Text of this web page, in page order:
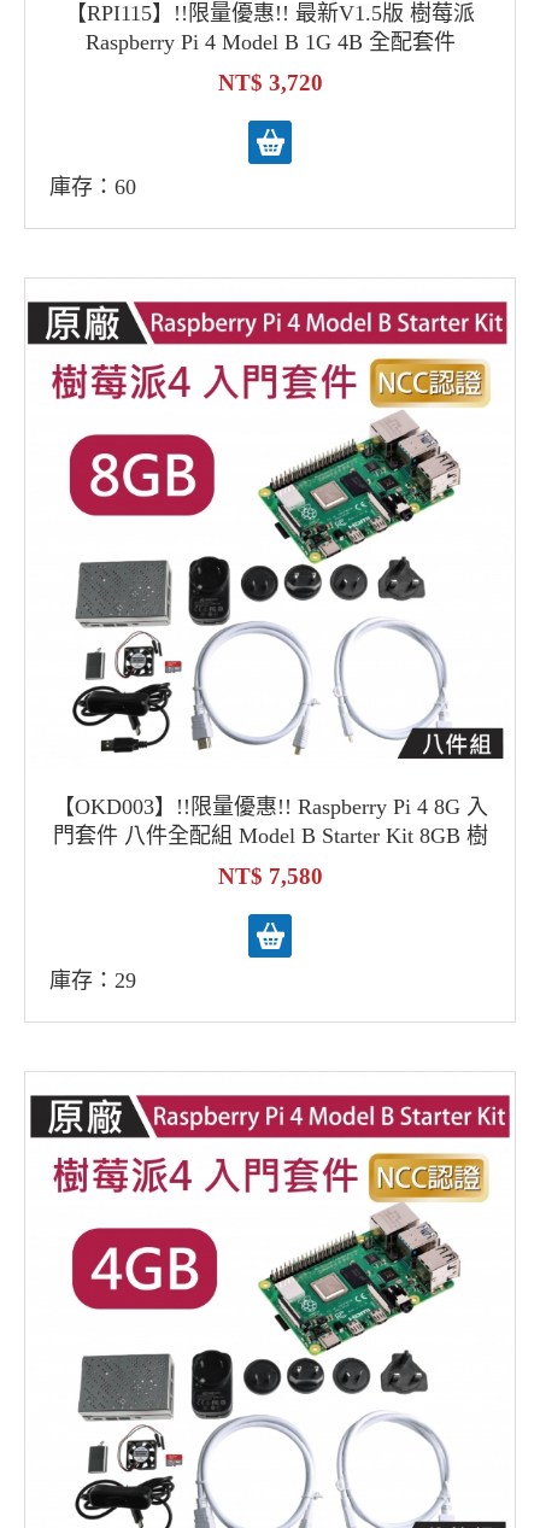
【RPI115】!!限量優惠!! 最新V1.5版 樹莓派
Raspberry Pi 4 Model B 1G 4B 全配套件
3,720
庫存：60
【OKD003】!!限量優惠!! Raspberry Pi 4 8G 入
門套件 八件全配組 Model B Starter Kit 8GB 樹
莓派47,580
庫存：29